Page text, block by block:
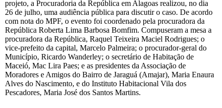
projeto, a Procuradoria da República em Alagoas realizou, no dia
26 de julho, uma audiência pública para discutir o caso. De acordo
com nota do MPF, o evento foi coordenado pela procuradora da
República Roberta Lima Barbosa Bomfim. Compuseram a mesa a
procuradora da República, Raquel Teixeira Maciel Rodrigues; o
vice-prefeito da capital, Marcelo Palmeira; o procurador-geral do
Município, Ricardo Wanderley; o secretário de Habitação de
Maceió, Mac Lira Paes; e as presidentes da Associação de
Moradores e Amigos do Bairro de Jaraguá (Amajar), Maria Enaura
Alves do Nascimento, e do Instituto Habitacional Vila dos
Pescadores, Maria José dos Santos Martins.